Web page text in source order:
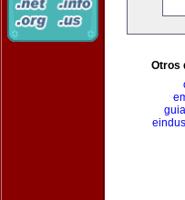
Otros